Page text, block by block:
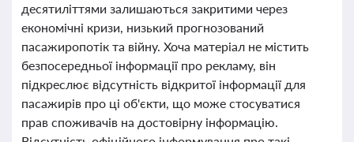
десятиліттями залишаються закритими через
економічні кризи, низький прогнозований
пасажиропотік та війну. Хоча матеріал не містить
безпосередньої інформації про рекламу, він
підкреслює відсутність відкритої інформації для
пасажирів про ці об'єкти, що може стосуватися
прав споживачів на достовірну інформацію.